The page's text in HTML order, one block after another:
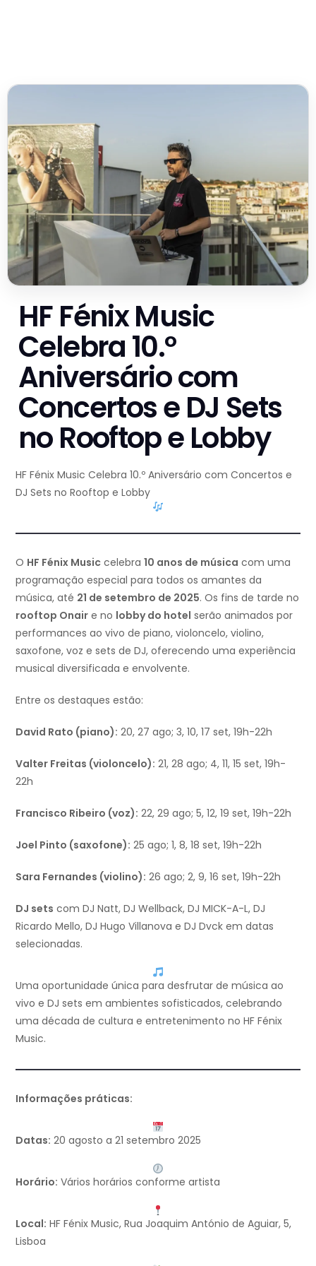
HF Fénix Music
Celebra 10.º
Aniversário com
Concertos e DJ Sets
no Rooftop e Lobby
HF Fénix Music Celebra 10.º Aniversário com Concertos e
DJ Sets no Rooftop e Lobby
O HF Fénix Music celebra 10 anos de música com uma
programação especial para todos os amantes da
música, até 21 de setembro de 2025. Os fins de tarde no
rooftop Onair e no lobby do hotel serão animados por
performances ao vivo de piano, violoncelo, violino,
saxofone, voz e sets de DJ, oferecendo uma experiência
musical diversificada e envolvente.
Entre os destaques estão:
David Rato (piano): 20, 27 ago; 3, 10, 17 set, 19h-22h
Valter Freitas (violoncelo): 21, 28 ago; 4, 11, 15 set, 19h-
22h
Francisco Ribeiro (voz): 22, 29 ago; 5, 12, 19 set, 19h-22h
Joel Pinto (saxofone): 25 ago; 1, 8, 18 set, 19h-22h
Sara Fernandes (violino): 26 ago; 2, 9, 16 set, 19h-22h
DJ sets com DJ Natt, DJ Wellback, DJ MICK-A-L, DJ
Ricardo Mello, DJ Hugo Villanova e DJ Dvck em datas
selecionadas.
Uma oportunidade única para desfrutar de música ao
vivo e DJ sets em ambientes sofisticados, celebrando
uma década de cultura e entretenimento no HF Fénix
Music.
Informações práticas:
Datas: 20 agosto a 21 setembro 2025
Horário: Vários horários conforme artista
Local: HF Fénix Music, Rua Joaquim António de Aguiar, 5,
Lisboa